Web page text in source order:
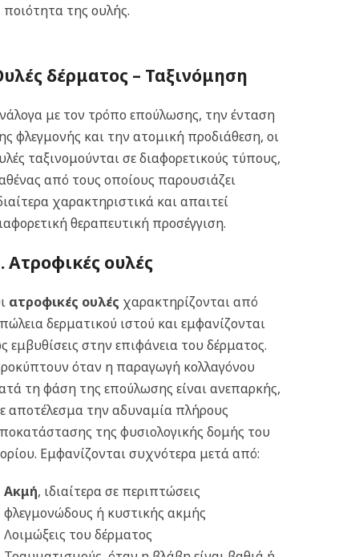
ποιότητα της ουλής.
δέρματος – Ταξινόμηση
με τον τρόπο επούλωσης, την ένταση
φλεγμονής και την ατομική προδιάθεση, οι
ταξινομούνται σε διαφορετικούς τύπους,
από τους οποίους παρουσιάζει
χαρακτηριστικά και απαιτεί
θεραπευτική προσέγγιση.
Ατροφικές ουλές
ατροφικές ουλές χαρακτηρίζονται από
δερματικού ιστού και εμφανίζονται
εμβυθίσεις στην επιφάνεια του δέρματος.
όταν η παραγωγή κολλαγόνου
τη φάση της επούλωσης είναι ανεπαρκής,
αποτέλεσμα την αδυναμία πλήρους
της φυσιολογικής δομής του
Εμφανίζονται συχνότερα μετά από:
Ακμή, ιδιαίτερα σε περιπτώσεις
φλεγμονώδους ή κυστικής ακμής
Λοιμώξεις του δέρματος